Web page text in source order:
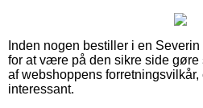
Inden nogen bestiller i en
for at være på den sikre side
af webshoppens
interessant.